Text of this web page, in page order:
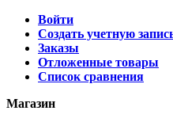
Войти
Создать учетную
Заказы
Отложенные товары
Список сравнения
Магазин